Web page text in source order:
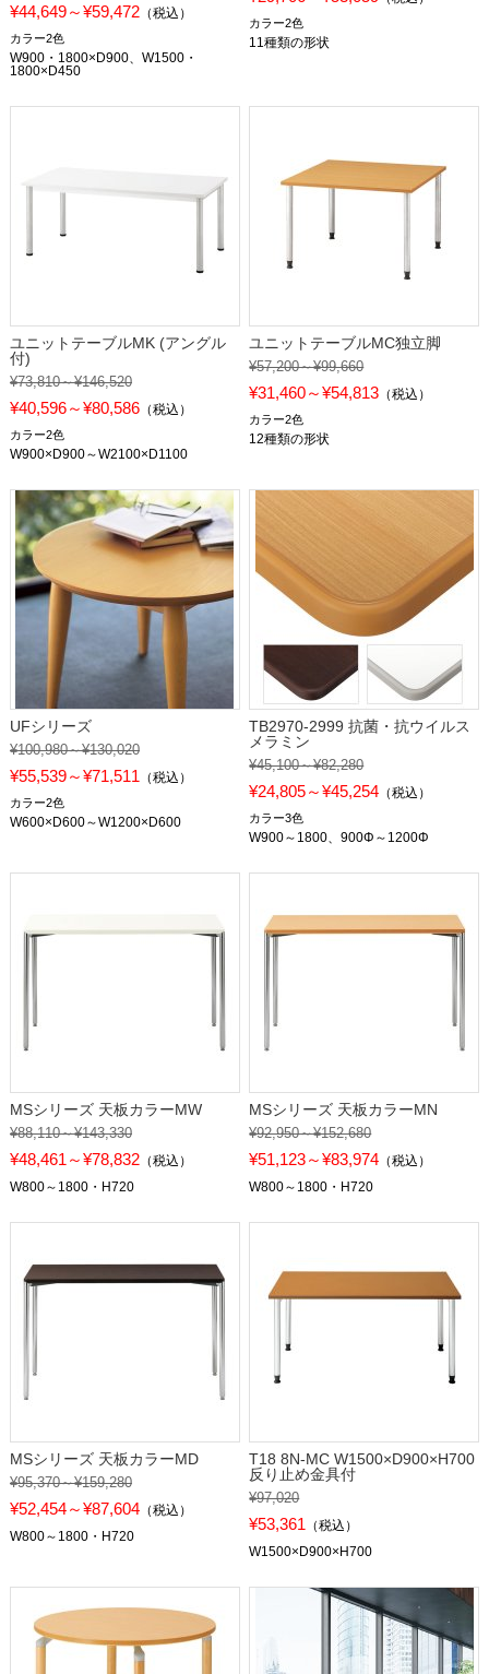
¥44,649～¥59,472（税込）
カラー2色
W900・1800×D900、W1500・
1800×D450
カラー2色
11種類の形状
ユニットテーブルMK (アングル
付)
¥73,810～¥146,520
¥40,596～¥80,586（税込）
カラー2色
W900×D900～W2100×D1100
ユニットテーブルMC独立脚
¥57,200～¥99,660
¥31,460～¥54,813 （税込）
カラー2色
12種類の形状
UFシリーズ
¥100,980～¥130,020
¥55,539～¥71,511（税込）
カラー2色
W600×D600～W1200×D600
TB2970-2999 抗菌・抗ウイルス
メラミン
¥45,100～¥82,280
¥24,805～¥45,254 （税込）
カラー3色
W900～1800、900Φ～1200Φ
MSシリーズ 天板カラーMW
¥88,110～¥143,330
¥48,461～¥78,832（税込）
W800～1800・H720
MSシリーズ 天板カラーMN
¥92,950～¥152,680
¥51,123～¥83,974 （税込）
W800～1800・H720
MSシリーズ 天板カラーMD
¥95,370～¥159,280
¥52,454～¥87,604（税込）
W800～1800・H720
T18 8N-MC W1500×D900×H700
反り止め金具付
¥97,020
¥53,361 （税込）
W1500×D900×H700